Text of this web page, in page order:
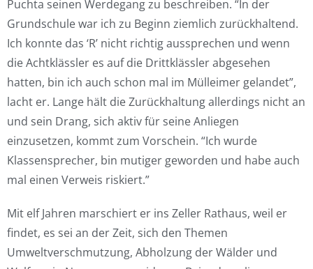
Puchta seinen Werdegang zu beschreiben. “In der
Grundschule war ich zu Beginn ziemlich zurückhaltend.
Ich konnte das ‘R’ nicht richtig aussprechen und wenn
die Achtklässler es auf die Drittklässler abgesehen
hatten, bin ich auch schon mal im Mülleimer gelandet”,
lacht er. Lange hält die Zurückhaltung allerdings nicht an
und sein Drang, sich aktiv für seine Anliegen
einzusetzen, kommt zum Vorschein. “Ich wurde
Klassensprecher, bin mutiger geworden und habe auch
mal einen Verweis riskiert.”
Mit elf Jahren marschiert er ins Zeller Rathaus, weil er
findet, es sei an der Zeit, sich den Themen
Umweltverschmutzung, Abholzung der Wälder und